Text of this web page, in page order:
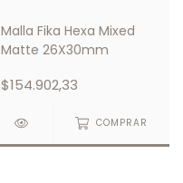
Malla Fika Hexa Mixed
Matte 26X30mm
$154.902,33
COMPRAR